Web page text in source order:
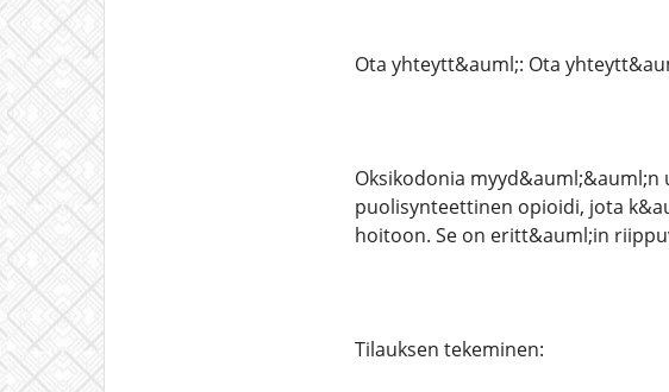
Ota yhteytt&auml;: Ota
Oksikodonia
puolisynteettinen opioidi, jota
hoitoon. Se on eritt&auml;in
Tilauksen tekeminen: